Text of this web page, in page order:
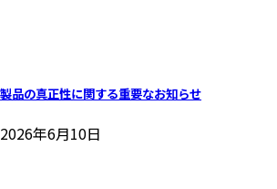
製品の真正性に関する重要なお知らせ
2026年6月10日